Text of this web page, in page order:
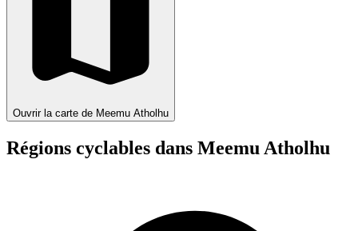
Ouvrir la carte de Meemu Atholhu
Régions cyclables dans Meemu Atholhu